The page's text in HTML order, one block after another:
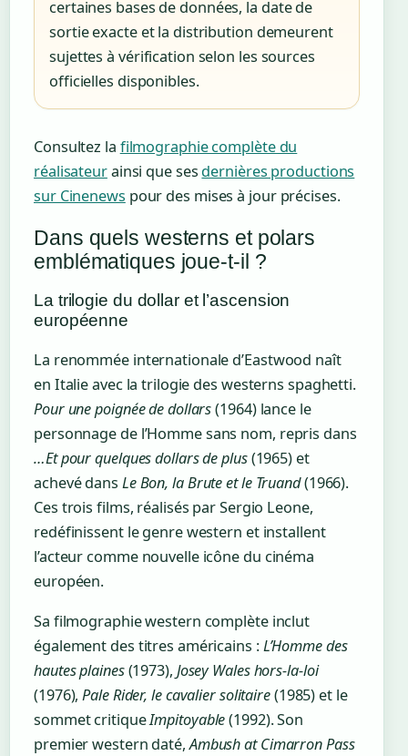
certaines bases de données, la date de
sortie exacte et la distribution demeurent
sujettes à vérification selon les sources
officielles disponibles.
Consultez la filmographie complète du
réalisateurainsi que ses dernières productions
sur Cinenews pour des mises à jour précises.
Dans quels westerns et polars
emblématiques joue-t-il ?
La trilogie du dollar et l’ascension
européenne
La renommée internationale d’Eastwood naît
en Italie avec la trilogie des westerns spaghetti.
Pour une poignée de dollars(1964) lance le
personnage de l’Homme sans nom, repris dans
…Et pour quelques dollars de plus(1965) et
achevé dans Le Bon, la Brute et le Truand(1966).
Ces trois films, réalisés par Sergio Leone,
redéfinissent le genre western et installent
l’acteur comme nouvelle icône du cinéma
européen.
Sa filmographie western complète inclut
également des titres américains :L’Homme des
hautes plaines(1973), Josey Wales hors-la-loi
(1976),Pale Rider, le cavalier solitaire(1985) et le
sommet critiqueImpitoyable(1992). Son
premier western daté,Ambush at Cimarron Pass